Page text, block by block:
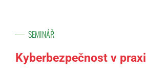
SEMINÁŘ
Kyberbezpečnost v praxi